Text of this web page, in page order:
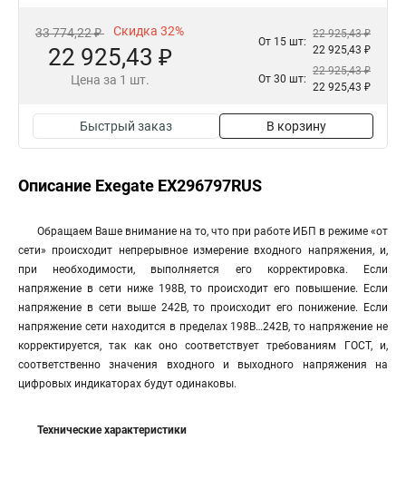
33 774,22 ₽ Скидка 32%
22 925,43 ₽
Цена за 1 шт.
От 15 шт:
22 925,43 ₽
22 925,43 ₽
От 30 шт:
22 925,43 ₽
22 925,43 ₽
Быстрый заказ В корзину
Описание Exegate EX296797RUS
Обращаем Ваше внимание на то, что при работе ИБП в режиме «от
сети» происходит непрерывное измерение входного напряжения, и,
при необходимости, выполняется его корректировка. Если
напряжение в сети ниже 198В, то происходит его повышение. Если
напряжение в сети выше 242В, то происходит его понижение. Если
напряжение сети находится в пределах 198В…242В, то напряжение не
корректируется, так как оно соответствует требованиям ГОСТ, и,
соответственно значения входного и выходного напряжения на
цифровых индикаторах будут одинаковы.
Технические характеристики